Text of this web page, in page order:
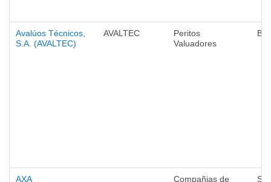
Avalúos Técnicos,
S.A. (AVALTEC)
AVALTEC
Peritos
Valuadores
AXA
Compañias de